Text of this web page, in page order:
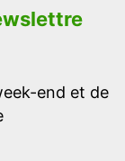
end et de